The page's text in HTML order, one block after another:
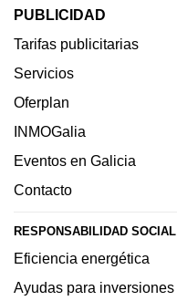
PUBLICIDAD
Tarifas publicitarias
Servicios
Oferplan
INMOGalia
Eventos en Galicia
Contacto
RESPONSABILIDAD SOCIAL
Eficiencia energética
Ayudas para inversiones